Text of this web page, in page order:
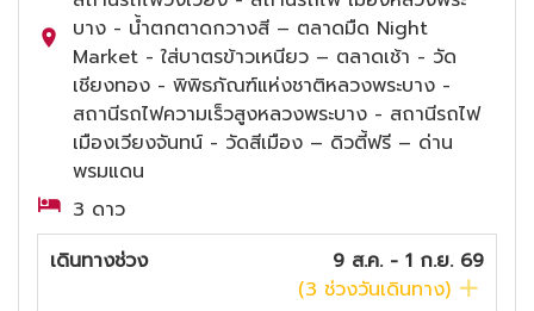
บาง - น้ำตกตาดกวางสี – ตลาดมืด Night
Market - ใส่บาตรข้าวเหนียว – ตลาดเช้า - วัด
เชียงทอง - พิพิธภัณฑ์แห่งชาติหลวงพระบาง -
สถานีรถไฟความเร็วสูงหลวงพระบาง - สถานีรถไฟ
เมืองเวียงจันทน์ - วัดสีเมือง – ดิวตี้ฟรี – ด่าน
พรมแดน
3 ดาว
เดินทางช่วง
9 ส.ค. - 1 ก.ย. 69
(3 ช่วงวันเดินทาง)